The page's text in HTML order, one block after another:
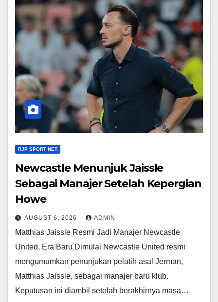
RJP SPORT NET
Newcastle Menunjuk Jaissle
Sebagai Manajer Setelah Kepergian
Howe
AUGUST 6, 2026 ADMIN
Matthias Jaissle Resmi Jadi Manajer Newcastle
United, Era Baru Dimulai Newcastle United resmi
mengumumkan penunjukan pelatih asal Jerman,
Matthias Jaissle, sebagai manajer baru klub.
Keputusan ini diambil setelah berakhirnya masa…